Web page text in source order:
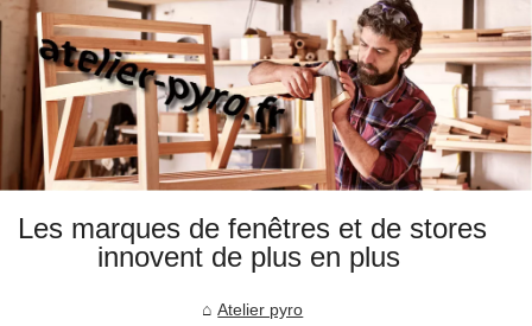
Les marques de fenêtres et de stores
innovent de plus en plus
Atelier pyro